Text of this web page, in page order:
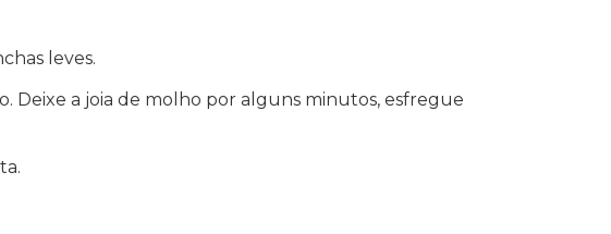
leves.
a joia de molho por alguns minutos, esfregue